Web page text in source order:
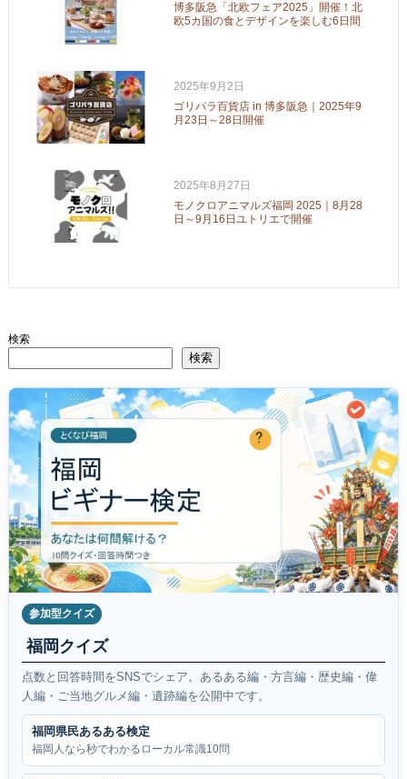
博多阪急「北欧フェア2025」開催！北
欧5カ国の食とデザインを楽しむ6日間
2025年9月2日
ゴリパラ百貨店 in 博多阪急｜2025年9
月23日～28日開催
2025年8月27日
モノクロアニマルズ福岡 2025｜8月28
日～9月16日ユトリエで開催
検索
検索
参加型クイズ
福岡クイズ
点数と回答時間をSNSでシェア。あるある編・方言編・歴史編・偉
人編・ご当地グルメ編・遺跡編を公開中です。
福岡県民あるある検定
福岡人なら秒でわかるローカル常識10問